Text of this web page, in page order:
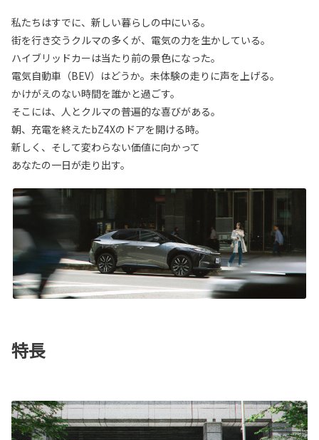
私たちはすでに、新しい暮らしの中にいる。
街を行き交うクルマの多くが、電気の力を生かしている。
ハイブリッドカーは当たり前の景色になった。
電気自動車（BEV）はどうか。未体験の走りに声を上げる。
かけがえのない時間を誰かと過ごす。
そこには、人とクルマの普遍的な喜びがある。
朝、充電を終えたbZ4Xのドアを開ける時。
新しく、そして変わらない価値に向かって
あなたの一日が走り出す。
特長